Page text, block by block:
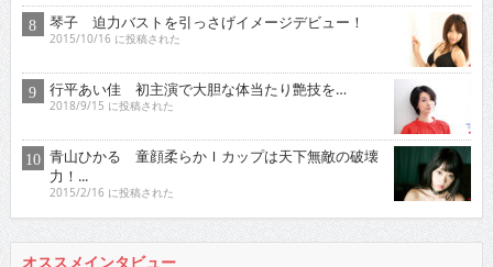
琴子 迫力バストを引っさげイメージデビュー！
2015/10/16 に投稿された
行平あい佳 初主演で大胆な体当たり艶技を…
2018/9/15 に投稿された
青山ひかる 童顔柔らかＩカップは天下無敵の破壊
力！...
2015/2/16 に投稿された
オススメインタビュー